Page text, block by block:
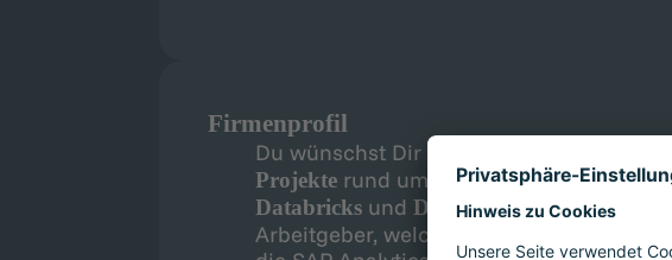
Firmenprofil
Du wünschst Dir anspruchsvolle und v.a.
Projekte rund um die ThemenSAP
Databricks und Datasphere ? Zudem
Arbeitgeber, welcher mit gleich mehreren